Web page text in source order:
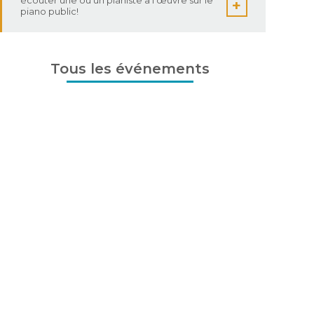
Tous les événements